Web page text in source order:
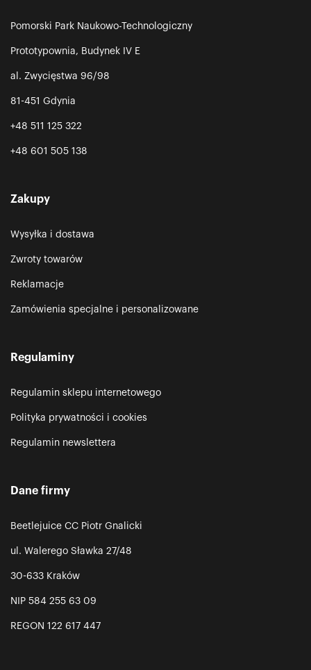
Pomorski Park Naukowo-Technologiczny
Prototypownia, Budynek IV E
al. Zwycięstwa 96/98
81-451 Gdynia
+48 511 125 322
+48 601 505 138
Zakupy
Wysyłka i dostawa
Zwroty towarów
Reklamacje
Zamówienia specjalne i personalizowane
Regulaminy
Regulamin sklepu internetowego
Polityka prywatności i cookies
Regulamin newslettera
Dane firmy
Beetlejuice CC Piotr Gnalicki
ul. Walerego Sławka 27/48
30-633 Kraków
NIP 584 255 63 09
REGON 122 617 447